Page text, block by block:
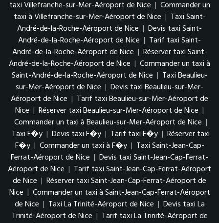
taxi Villefranche-sur-Mer-Aéroport de Nice | Commander un
taxi à Villefranche-sur-Mer-Aéroport de Nice | Taxi Saint-
André-de-la-Roche-Aéroport de Nice | Devis taxi Saint-
André-de-la-Roche-Aéroport de Nice | Tarif taxi Saint-
André-de-la-Roche-Aéroport de Nice | Réserver taxi Saint-
André-de-la-Roche-Aéroport de Nice | Commander un taxi à
Saint-André-de-la-Roche-Aéroport de Nice | Taxi Beaulieu-
sur-Mer-Aéroport de Nice | Devis taxi Beaulieu-sur-Mer-
Aéroport de Nice | Tarif taxi Beaulieu-sur-Mer-Aéroport de
Nice | Réserver taxi Beaulieu-sur-Mer-Aéroport de Nice |
Commander un taxi à Beaulieu-sur-Mer-Aéroport de Nice |
Taxi F�y | Devis taxi F�y | Tarif taxi F�y | Réserver taxi
F�y | Commander un taxi à F�y | Taxi Saint-Jean-Cap-
Ferrat-Aéroport de Nice | Devis taxi Saint-Jean-Cap-Ferrat-
Aéroport de Nice | Tarif taxi Saint-Jean-Cap-Ferrat-Aéroport
de Nice | Réserver taxi Saint-Jean-Cap-Ferrat-Aéroport de
Nice | Commander un taxi à Saint-Jean-Cap-Ferrat-Aéroport
de Nice | Taxi La Trinité-Aéroport de Nice | Devis taxi La
Trinité-Aéroport de Nice | Tarif taxi La Trinité-Aéroport de